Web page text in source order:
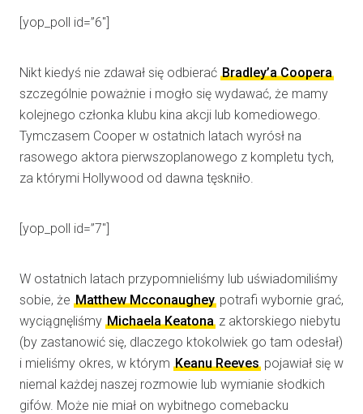
[yop_poll id=”6″]
Nikt kiedyś nie zdawał się odbierać Bradley’a Coopera
szczególnie poważnie i mogło się wydawać, że mamy
kolejnego członka klubu kina akcji lub komediowego.
Tymczasem Cooper w ostatnich latach wyrósł na
rasowego aktora pierwszoplanowego z kompletu tych,
za którymi Hollywood od dawna tęskniło.
[yop_poll id=”7″]
W ostatnich latach przypomnieliśmy lub uświadomiliśmy
sobie, że Matthew Mcconaughey potrafi wybornie grać,
wyciągnęliśmy Michaela Keatona z aktorskiego niebytu
(by zastanowić się, dlaczego ktokolwiek go tam odesłał)
i mieliśmy okres, w którym Keanu Reeves pojawiał się w
niemal każdej naszej rozmowie lub wymianie słodkich
gifów. Może nie miał on wybitnego comebacku